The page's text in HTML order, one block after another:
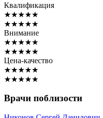
Квалификация
★★★★★
★★★★★
Внимание
★★★★★
★★★★★
Цена-качество
★★★★★
★★★★★
Врачи поблизости